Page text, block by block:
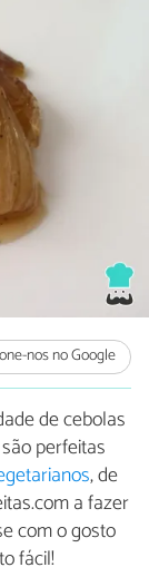
nos no Google
de cebolas
perfeitas
, de
a fazer
com o gosto
fácil!